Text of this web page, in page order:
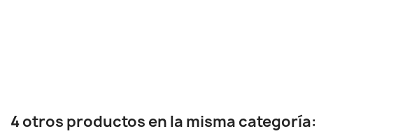
4 otros productos en la misma categoría: